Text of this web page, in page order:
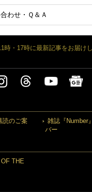
わせ・Ｑ＆Ａ
時・17時に最新記事をお届け
読のご案
雑誌『Number
バー
THE